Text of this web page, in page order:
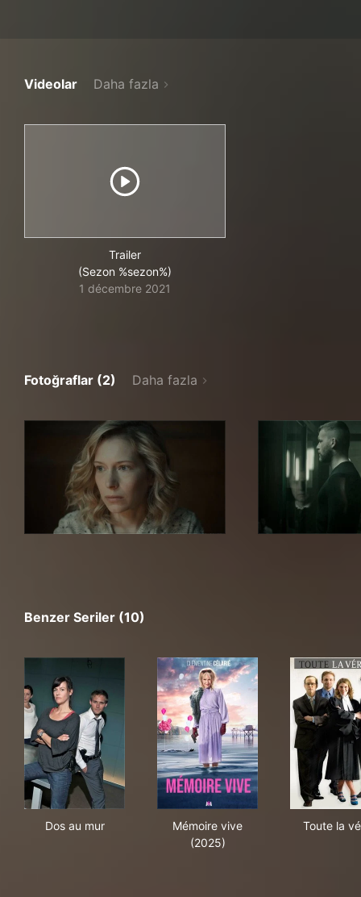
Videolar Daha fazla
Trailer
(Sezon %sezon%)
1 décembre 2021
Fotoğraflar (2) Daha fazla
Benzer Seriler (10)
Dos au mur
Mémoire vive
(2025)
Toute la